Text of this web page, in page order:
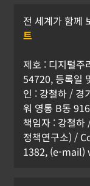
전 세계가 함께
트
제호 : 디지털주
54720, 등록일
인 : 강철하 / 경
워 영통 B동
책임자 : 강철
정책연구소) /
1382, (e-